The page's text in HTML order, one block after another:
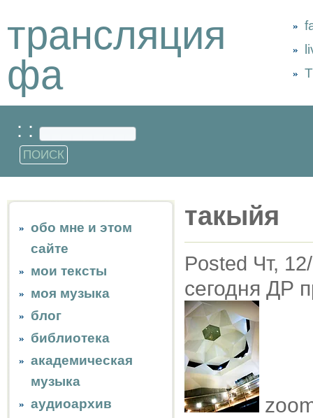
трансляция
фа
: :
обо мне и этом
сайте
мои тексты
моя музыка
блог
библиотека
академическая
музыка
аудиоархив
такыйя
Posted Чт,
сегодня ДР